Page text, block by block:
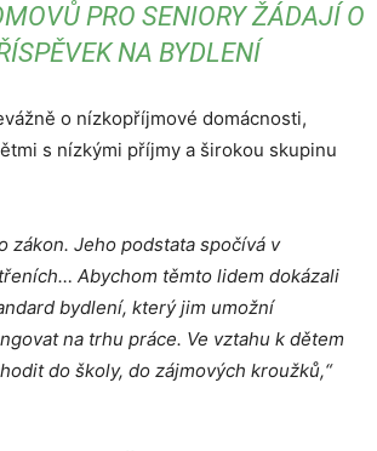
PRO SENIORY ŽÁDAJÍ O
NA BYDLENÍ
o nízkopříjmové domácnosti,
s nízkými příjmy a širokou skupinu
zákon. Jeho podstata spočívá v
Abychom těmto lidem dokázali
bydlení, který jim umožní
na trhu práce. Ve vztahu k dětem
do školy, do zájmových kroužků,“